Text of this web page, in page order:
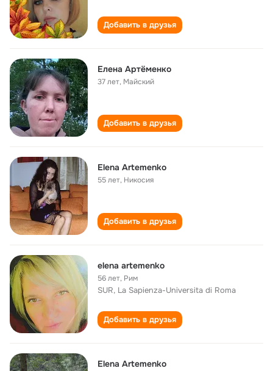
Добавить в друзья
Елена Артёменко
37 лет, Майский
Добавить в друзья
Elena Artemenko
55 лет, Никосия
Добавить в друзья
elena artemenko
56 лет, Рим
SUR, La Sapienza-Universita di Roma
Добавить в друзья
Elena Artemenko